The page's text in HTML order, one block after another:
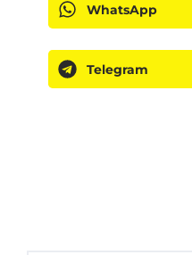
WhatsApp
Telegram